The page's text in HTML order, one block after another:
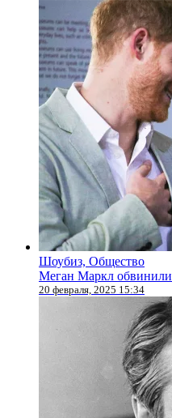
Шоубиз, Общество
Меган Маркл обвинили
20 февраля, 2025 15:34